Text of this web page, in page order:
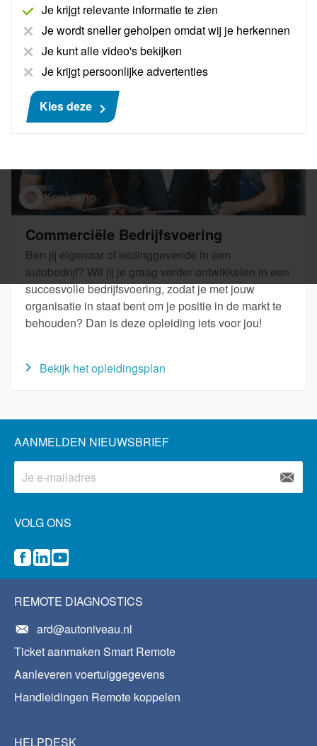
Je krijgt relevante informatie te zien
Je wordt sneller geholpen omdat wij je herkennen
Je kunt alle video's bekijken
Je krijgt persoonlijke advertenties
Kies deze
Bekijk het opleidingsplan
Commerciële Bedrijfsvoering
Ben jij eigenaar of leidinggevende in een
autobedrijf? Wil jij je graag verder ontwikkelen in een
succesvolle bedrijfsvoering, zodat je met jouw
organisatie in staat bent om je positie in de markt te
behouden? Dan is deze opleiding iets voor jou!
Bekijk het opleidingsplan
AANMELDEN NIEUWSBRIEF
VOLG ONS
REMOTE DIAGNOSTICS
ard@autoniveau.nl
Ticket aanmaken Smart Remote
Aanleveren voertuiggegevens
Handleidingen Remote koppelen
HELPDESK